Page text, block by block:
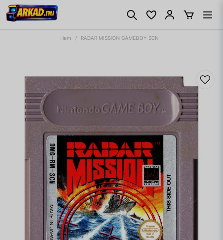
Hem RADAR MISSION GAMEBOY SCN